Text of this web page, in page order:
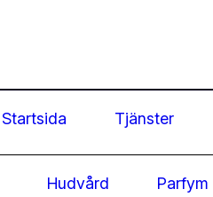
Startsida Tjänster
Hudvård Parfym